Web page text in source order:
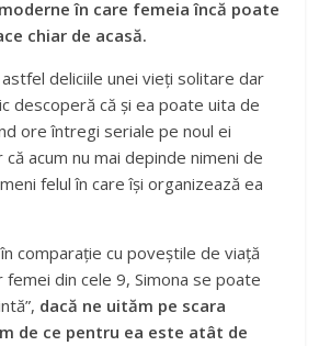
în care femeia încă poate
chiar de acasă.
deliciile unei vieți solitare dar
descoperă că și ea poate uita de
ore întregi seriale pe noul ei
acum nu mai depinde nimeni de
felul în care își organizează ea
comparație cu poveștile de viață
din cele 9, Simona se poate
dacă ne uităm pe scara
de ce pentru ea este atât de